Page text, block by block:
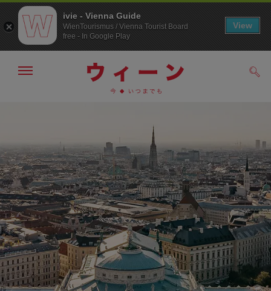
へ
ジ
の
ト
ッ
プ
へ
メ
非
表
示
ivie - Vienna Guide
WienTourismus / Vienna Tourist Board
free - In Google Play
View